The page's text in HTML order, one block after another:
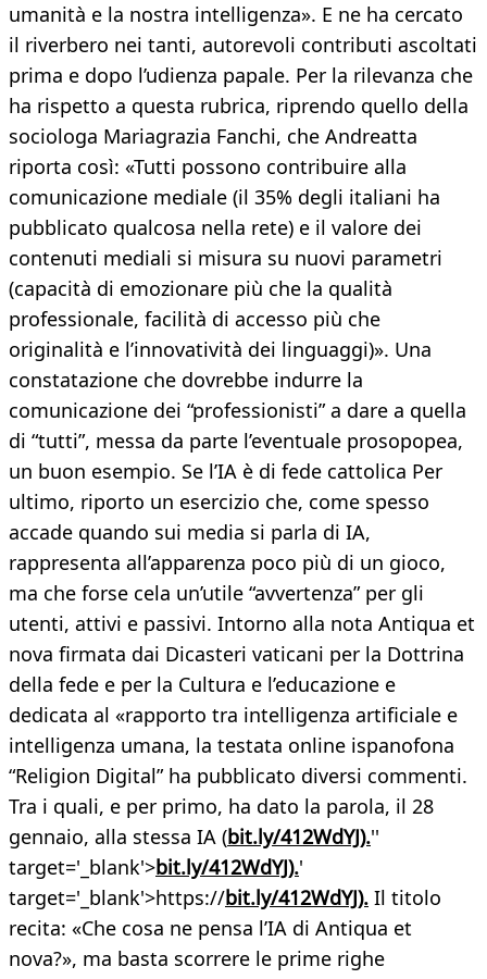
umanità e la nostra intelligenza». E ne ha cercato
il riverbero nei tanti, autorevoli contributi ascoltati
prima e dopo l’udienza papale. Per la rilevanza che
ha rispetto a questa rubrica, riprendo quello della
sociologa Mariagrazia Fanchi, che Andreatta
riporta così: «Tutti possono contribuire alla
comunicazione mediale (il 35% degli italiani ha
pubblicato qualcosa nella rete) e il valore dei
contenuti mediali si misura su nuovi parametri
(capacità di emozionare più che la qualità
professionale, facilità di accesso più che
originalità e l’innovatività dei linguaggi)». Una
constatazione che dovrebbe indurre la
comunicazione dei “professionisti” a dare a quella
di “tutti”, messa da parte l’eventuale prosopopea,
un buon esempio. Se l’IA è di fede cattolica Per
ultimo, riporto un esercizio che, come spesso
accade quando sui media si parla di IA,
rappresenta all’apparenza poco più di un gioco,
ma che forse cela un’utile “avvertenza” per gli
utenti, attivi e passivi. Intorno alla nota Antiqua et
nova firmata dai Dicasteri vaticani per la Dottrina
della fede e per la Cultura e l’educazione e
dedicata al «rapporto tra intelligenza artificiale e
intelligenza umana, la testata online ispanofona
“Religion Digital” ha pubblicato diversi commenti.
Tra i quali, e per primo, ha dato la parola, il 28
gennaio, alla stessa IA (bit.ly/412WdYJ).''
target='_blank'>bit.ly/412WdYJ).'
target='_blank'>https://bit.ly/412WdYJ). Il titolo
recita: «Che cosa ne pensa l’IA di Antiqua et
nova?», ma basta scorrere le prime righe